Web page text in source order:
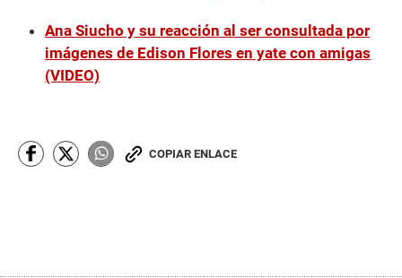
Ana Siucho y su reacción al ser consultada por
imágenes de Edison Flores en yate con amigas
(VIDEO)
COPIAR ENLACE